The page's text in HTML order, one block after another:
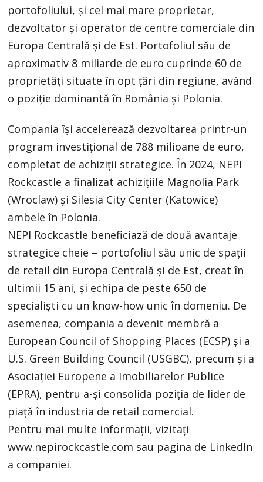
portofoliului, și cel mai mare proprietar,
dezvoltator și operator de centre comerciale din
Europa Centrală și de Est. Portofoliul său de
aproximativ 8 miliarde de euro cuprinde 60 de
proprietăți situate în opt țări din regiune, având
o poziție dominantă în România și Polonia.
Compania își accelerează dezvoltarea printr-un
program investițional de 788 milioane de euro,
completat de achiziții strategice. În 2024, NEPI
Rockcastle a finalizat achizițiile Magnolia Park
(Wroclaw) și Silesia City Center (Katowice)
ambele în Polonia.
NEPI Rockcastle beneficiază de două avantaje
strategice cheie – portofoliul său unic de spații
de retail din Europa Centrală și de Est, creat în
ultimii 15 ani, și echipa de peste 650 de
specialiști cu un know-how unic în domeniu. De
asemenea, compania a devenit membră a
European Council of Shopping Places (ECSP) și a
U.S. Green Building Council (USGBC), precum și a
Asociației Europene a Imobiliarelor Publice
(EPRA), pentru a-și consolida poziția de lider de
piață în industria de retail comercial.
Pentru mai multe informații, vizitați
www.nepirockcastle.com sau pagina de LinkedIn
a companiei.